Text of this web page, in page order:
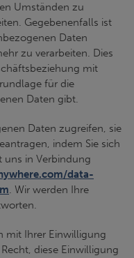
Umständen zu
Gegebenenfalls ist
Daten
zu verarbeiten. Dies
mit
für die
Daten gibt.
Daten zugreifen, sie
indem Sie sich
uns in Verbindung
data-
. Wir werden Ihre
mit Ihrer Einwilligung
diese Einwilligung